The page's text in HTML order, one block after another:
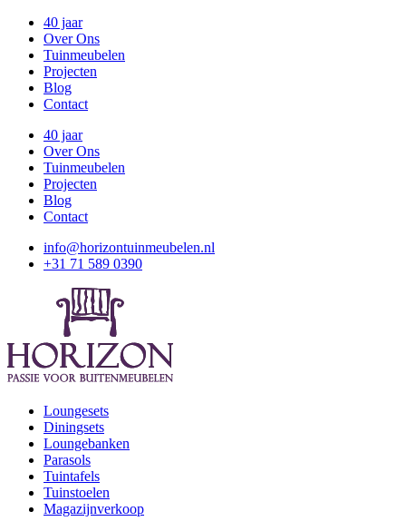
40 jaar
Over Ons
Tuinmeubelen
Projecten
Blog
Contact
40 jaar
Over Ons
Tuinmeubelen
Projecten
Blog
Contact
info@horizontuinmeubelen.nl
+31 71 589 0390
Loungesets
Diningsets
Loungebanken
Parasols
Tuintafels
Tuinstoelen
Magazijnverkoop